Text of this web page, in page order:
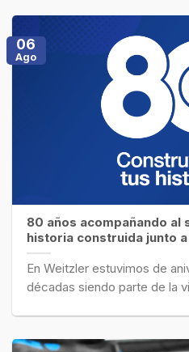
80 años acompañando al
historia construida junto
En Weitzler estuvimos de
décadas siendo parte de la
06
Ago